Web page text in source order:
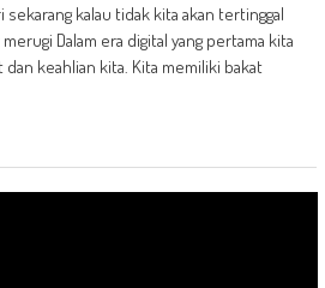
kalau tidak kita akan tertinggal
Dalam era digital yang pertama kita
keahlian kita. Kita memiliki bakat